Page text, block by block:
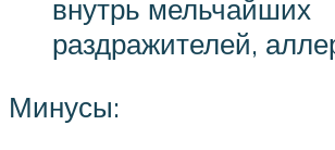
внутрь мельчайших
раздражителей,
Минусы: